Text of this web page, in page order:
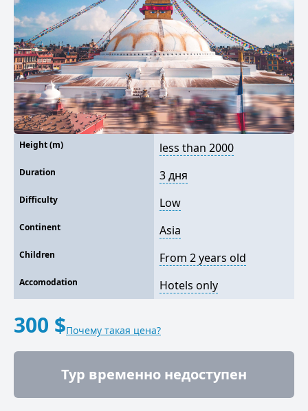
Height (m) less than 2000
Duration 3 дня
Difficulty Low
Continent Asia
Children From 2 years old
Accomodation Hotels only
300 $Почему такая цена?
Тур временно недоступен